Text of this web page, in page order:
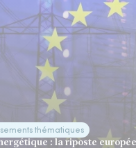
thématiques
: la riposte